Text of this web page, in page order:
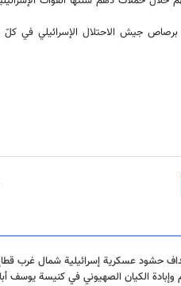
برصاص جيش الاحتلال الإسرائيلي
حشود عسكرية إسرائيلية شمال غرب
وإبادة الكيان الصهيوني في كنيسة يوسف